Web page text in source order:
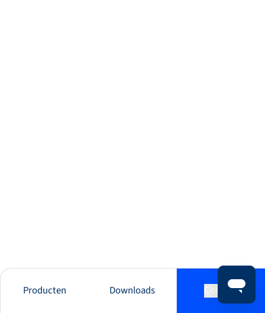
Producten Downloads Contact